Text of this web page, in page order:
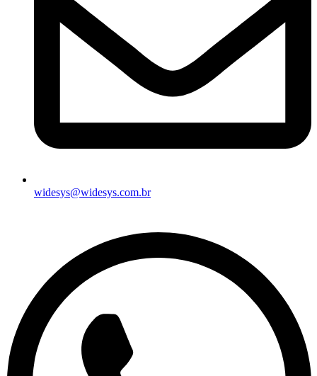
widesys@widesys.com.br